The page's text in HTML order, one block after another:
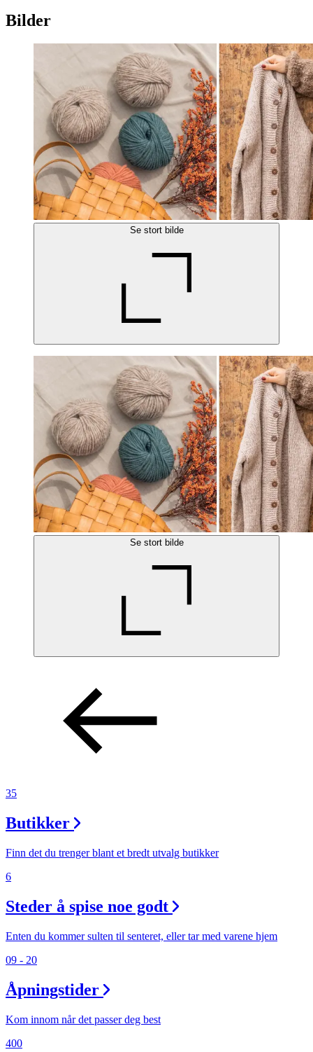
Bilder
Se stort bilde
Se stort bilde
35
Butikker
Finn det du trenger blant et bredt utvalg butikker
6
Steder å spise noe godt
Enten du kommer sulten til senteret, eller tar med varene hjem
09 - 20
Åpningstider
Kom innom når det passer deg best
400